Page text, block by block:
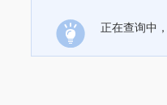
正在查询中